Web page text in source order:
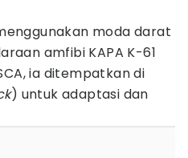
moda darat
amfibi KAPA K-61
ia ditempatkan di
) untuk adaptasi dan